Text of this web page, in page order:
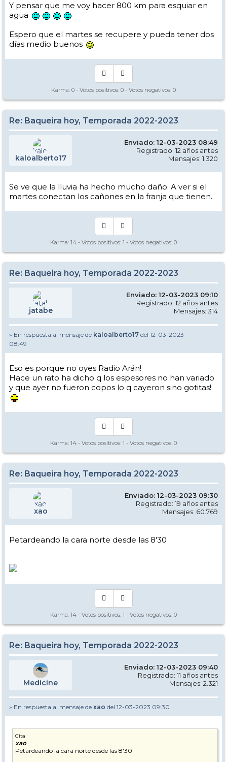
Y pensar que me voy hacer 800 km para esquiar en
agua
Espero que el martes se recupere y pueda tener dos
días medio buenos
Karma: 0 - Votos positivos: 0 - Votos negativos: 0
Re: Baqueira hoy, Temporada 2022-2023
kaloalberto17
Enviado: 12-03-2023 08:49
Registrado: 12 años antes
Mensajes: 1.320
Se ve que la lluvia ha hecho mucho daño. A ver si el
martes conectan los cañones en la franja que tienen.
Karma: 14 - Votos positivos: 1 - Votos negativos: 0
Re: Baqueira hoy, Temporada 2022-2023
jatabe
Enviado: 12-03-2023 09:10
Registrado: 12 años antes
Mensajes: 314
» En respuesta al mensaje de kaloalberto17 del 12-03-2023
08:49
Eso es porque no oyes Radio Arán!
Hace un rato ha dicho q los espesores no han variado
y que ayer no fueron copos lo q cayeron sino gotitas!
Karma: 14 - Votos positivos: 1 - Votos negativos: 0
Re: Baqueira hoy, Temporada 2022-2023
xao
Enviado: 12-03-2023 09:30
Registrado: 19 años antes
Mensajes: 60.769
Petardeando la cara norte desde las 8'30
Karma: 14 - Votos positivos: 1 - Votos negativos: 0
Re: Baqueira hoy, Temporada 2022-2023
Medicine
Enviado: 12-03-2023 09:40
Registrado: 11 años antes
Mensajes: 2.321
» En respuesta al mensaje de xao del 12-03-2023 09:30
Cita
xao
Petardeando la cara norte desde las 8'30